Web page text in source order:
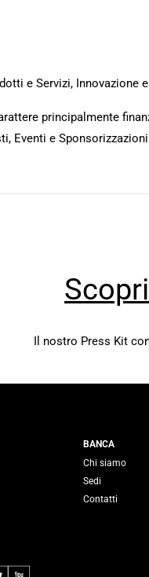
e Servizi, Innovazione
principalmente
Eventi e
Il nostro Press Kit
Generali
BANCA
Chi siamo
Sedi
Contatti